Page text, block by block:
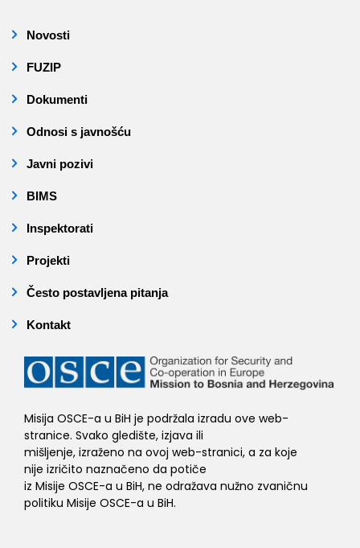
Novosti
FUZIP
Dokumenti
Odnosi s javnošću
Javni pozivi
BIMS
Inspektorati
Projekti
Često postavljena pitanja
Kontakt
Misija OSCE-a u BiH je podržala izradu ove web-
stranice. Svako gledište, izjava ili
mišljenje, izraženo na ovoj web-stranici, a za koje
nije izričito naznačeno da potiče
iz Misije OSCE-a u BiH, ne odražava nužno zvaničnu
politiku Misije OSCE-a u BiH.